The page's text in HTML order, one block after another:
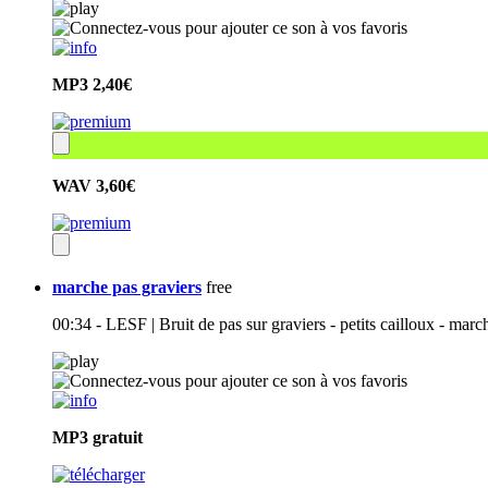
MP3 2,40€
WAV 3,60€
marche pas graviers free
00:34 - LESF | Bruit de pas sur graviers - petits cailloux -
MP3 gratuit